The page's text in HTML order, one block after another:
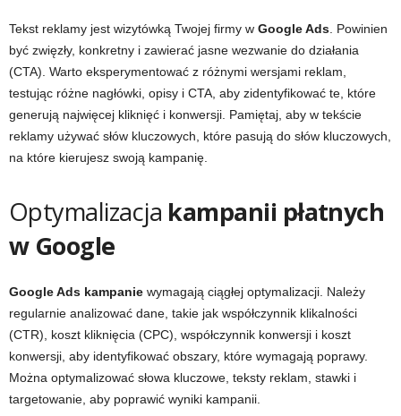
Tekst reklamy jest wizytówką Twojej firmy w Google Ads . Powinien
być zwięzły, konkretny i zawierać jasne wezwanie do działania
(CTA). Warto eksperymentować z różnymi wersjami reklam,
testując różne nagłówki, opisy i CTA, aby zidentyfikować te, które
generują najwięcej kliknięć i konwersji. Pamiętaj, aby w tekście
reklamy używać słów kluczowych, które pasują do słów kluczowych,
na które kierujesz swoją kampanię.
Optymalizacja kampanii płatnych
w Google
Google Ads kampanie wymagają ciągłej optymalizacji. Należy
regularnie analizować dane, takie jak współczynnik klikalności
(CTR), koszt kliknięcia (CPC), współczynnik konwersji i koszt
konwersji, aby identyfikować obszary, które wymagają poprawy.
Można optymalizować słowa kluczowe, teksty reklam, stawki i
targetowanie, aby poprawić wyniki kampanii.